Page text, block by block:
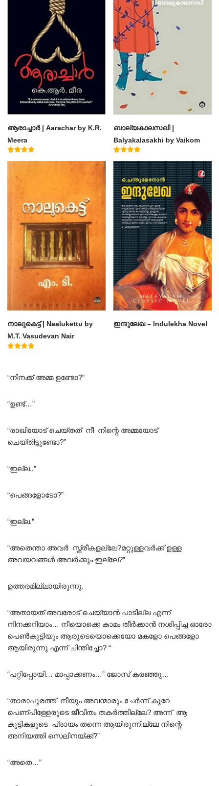
ആരാച്ചാര്‍ | Aarachar by K.R.
Meera
ബാല്യകാലസഖി |
Balyakalasakhi by Vaikom
Muhammad Basheer
4.60
out of 5
നാലുകെട്ട് | Naalukettu by
M.T. Vasudevan Nair
ഇന്ദുലേഖ – Indulekha Novel
“നിനക്ക് അമ്മ ഉണ്ടോ?”
“ഉണ്ട്…”
“രാഖിയോട് ചെയ്തത് നീ നിന്റെ അമ്മയോട്
ചെയ്തിട്ടുണ്ടോ?”
“ഇല്ല..”
“പെങ്ങളോടോ?”
“ഇല്ല.”
“അതെന്താ അവർ സ്ത്രീകളല്ലേ?മറ്റുള്ളവർക്ക് ഉള്ള
അവയവങ്ങൾ അവർക്കും ഇല്ലേ?”
ഉത്തരമില്ലായിരുന്നു.
“അതായത് അവരോട് ചെയ്യാൻ പാടില്ല എന്ന്
നിനക്കറിയാം… നീയൊക്കെ കാമം തീർക്കാൻ നശിപ്പിച്ച ഓരോ
പെൺകുട്ടിയും ആരുടെയൊക്കെയോ മകളോ പെങ്ങളോ
ആയിരുന്നു എന്ന് ചിന്തിച്ചോ? “
“പറ്റിപ്പോയി… മാപ്പാക്കണം…” ജോസ് കരഞ്ഞു…
“താരാപുരത്ത് നീയും അവന്മാരും ചേർന്ന് കുറേ
പെണ്പിള്ളേരുടെ ജീവിതം തകർത്തില്ലേ? അന്ന് ആ
കുട്ടികളുടെ പ്രായം തന്നെ ആയിരുന്നില്ലേ നിന്റെ
അനിയത്തി സെലീനയ്ക്ക്?”
“അതെ…”